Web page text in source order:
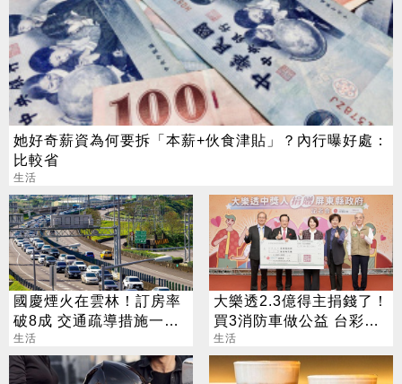
她好奇薪資為何要拆「本薪+伙食津貼」？內行曝好處：
比較省
生活
國慶煙火在雲林！訂房率
破8成 交通疏導措施一次
看
生活
大樂透2.3億得主捐錢了！
買3消防車做公益 台彩揭
幸運兒背景
生活